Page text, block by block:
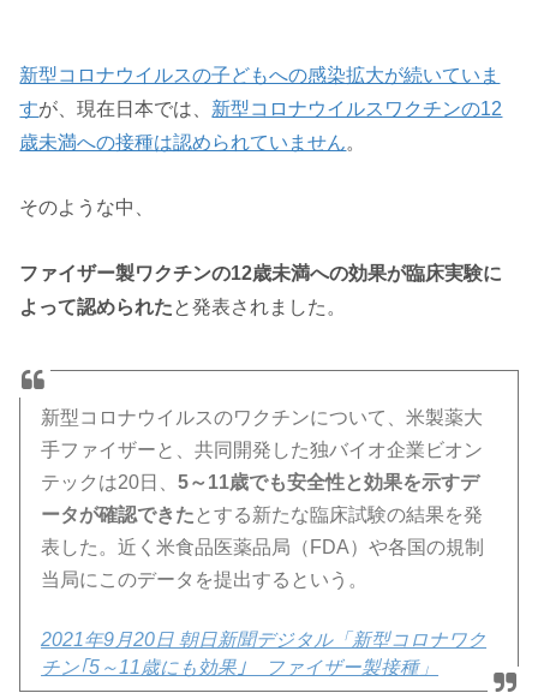
新型コロナウイルスの子どもへの感染拡大が続いていま
すが、現在日本では、 新型コロナウイルスワクチンの12
歳未満への接種は認められていません。
そのような中、
ファイザー製ワクチンの12歳未満への効果が臨床実験に
よって認められたと発表されました。
新型コロナウイルスのワクチンについて、米製薬大
手ファイザーと、共同開発した独バイオ企業ビオン
テックは20日、5～11歳でも安全性と効果を示すデ
ータが確認できた とする新たな臨床試験の結果を発
表した。近く米食品医薬品局（FDA）や各国の規制
当局にこのデータを提出するという。
2021年9月20日 朝日新聞デジタル「新型コロナワク
チン｢5～11歳にも効果｣ ファイザー製接種」